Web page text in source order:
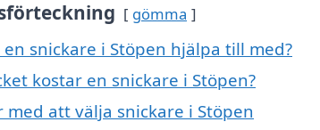
gömma
en snickare i Stöpen hjälpa till med?
kostar en snickare i Stöpen?
med att välja snickare i Stöpen